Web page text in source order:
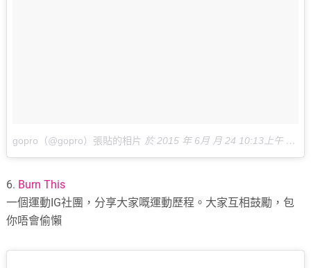
gopro（@gopro）張貼的相片 於2015 年 6月 月 24 10:13上午 PDT
6. Burn This
一個運動IG社團，分享大家嘅運動歷程。大家互相鼓勵，包
你唔會偷懶